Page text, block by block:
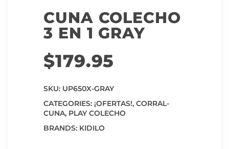
CUNA COLECHO
3 EN 1 GRAY
$179.95
SKU: UP650X-GRAY
CATEGORIES: ¡OFERTAS!, CORRAL-
CUNA, PLAY COLECHO
BRANDS: KIDILO